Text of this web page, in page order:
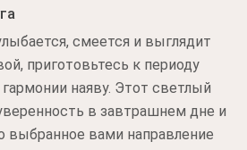
смеется и выглядит
приготовьтесь к периоду
гармонии наяву. Этот светлый
в завтрашнем дне и
выбранное вами направление